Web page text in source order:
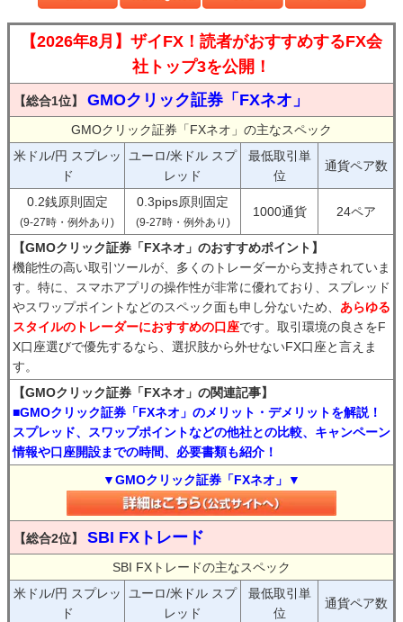
【2026年8月】ザイFX！読者がおすすめするFX会
社トップ3を公開！
【総合1位】 GMOクリック証券「FXネオ」
GMOクリック証券「FXネオ」の主なスペック
米ドル/円 スプレッ
ド
ユーロ/米ドル スプ
レッド
最低取引単
位
通貨ペア数
0.2銭原則固定
(9-27時・例外あり)
0.3pips原則固定
(9-27時・例外あり)
1000通貨 24ペア
【GMOクリック証券「FXネオ」のおすすめポイント】
機能性の高い取引ツールが、多くのトレーダーから支持されていま
す。特に、スマホアプリの操作性が非常に優れており、スプレッド
やスワップポイントなどのスペック面も申し分ないため、 あらゆる
スタイルのトレーダーにおすすめの口座です。取引環境の良さをF
X口座選びで優先するなら、選択肢から外せないFX口座と言えま
す。
【GMOクリック証券「FXネオ」の関連記事】
■GMOクリック証券「FXネオ」のメリット・デメリットを解説！
スプレッド、スワップポイントなどの他社との比較、キャンペーン
情報や口座開設までの時間、必要書類も紹介！
▼GMOクリック証券「FXネオ」▼
【総合2位】 SBI FXトレード
SBI FXトレードの主なスペック
米ドル/円 スプレッ
ド
ユーロ/米ドル スプ
レッド
最低取引単
位
通貨ペア数